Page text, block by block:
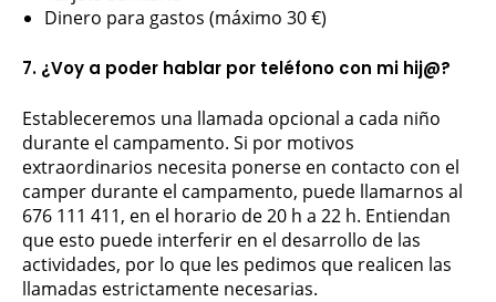
Dinero para gastos (máximo 30 €)
7. ¿Voy a poder hablar por teléfono con mi hij@?
Estableceremos una llamada opcional a cada niño
durante el campamento. Si por motivos
extraordinarios necesita ponerse en contacto con el
camper durante el campamento, puede llamarnos al
676 111 411, en el horario de 20 h a 22 h. Entiendan
que esto puede interferir en el desarrollo de las
actividades, por lo que les pedimos que realicen las
llamadas estrictamente necesarias.